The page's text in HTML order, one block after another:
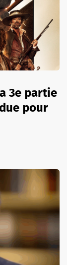
3e partie
pour